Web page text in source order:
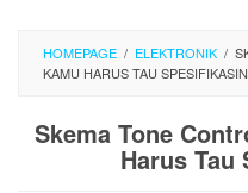
HOMEPAGE / ELEKTRONIK /
KAMU HARUS TAU
Skema Tone
Harus Tau